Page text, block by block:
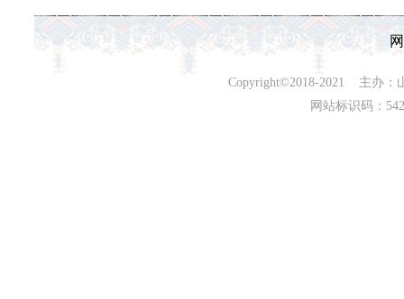
Copyright©2018-2021 主办：
网站标识码：